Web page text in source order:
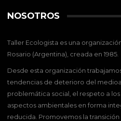
NOSOTROS
Taller Ecologista es una
Rosario (Argentina), creada en 1985.
Desde esta organización
tendencias de deterioro del
problemática social, el respeto a
aspectos ambientales en forma
reducida. Promovemos la